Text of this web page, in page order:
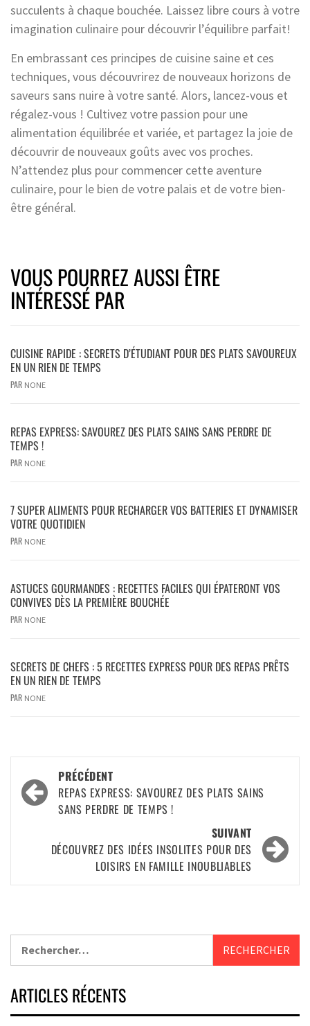
succulents à chaque bouchée. Laissez libre cours à votre
imagination culinaire pour découvrir l’équilibre parfait!
En embrassant ces principes de cuisine saine et ces
techniques, vous découvrirez de nouveaux horizons de
saveurs sans nuire à votre santé. Alors, lancez-vous et
régalez-vous ! Cultivez votre passion pour une
alimentation équilibrée et variée, et partagez la joie de
découvrir de nouveaux goûts avec vos proches.
N’attendez plus pour commencer cette aventure
culinaire, pour le bien de votre palais et de votre bien-
être général.
VOUS POURREZ AUSSI ÊTRE
INTÉRESSÉ PAR
CUISINE RAPIDE : SECRETS D’ÉTUDIANT POUR DES PLATS SAVOUREUX
EN UN RIEN DE TEMPS
PAR NONE
REPAS EXPRESS: SAVOUREZ DES PLATS SAINS SANS PERDRE DE
TEMPS !
PAR NONE
7 SUPER ALIMENTS POUR RECHARGER VOS BATTERIES ET DYNAMISER
VOTRE QUOTIDIEN
PAR NONE
ASTUCES GOURMANDES : RECETTES FACILES QUI ÉPATERONT VOS
CONVIVES DÈS LA PREMIÈRE BOUCHÉE
PAR NONE
SECRETS DE CHEFS : 5 RECETTES EXPRESS POUR DES REPAS PRÊTS
EN UN RIEN DE TEMPS
PAR NONE
PRÉCÉDENT
REPAS EXPRESS: SAVOUREZ DES PLATS SAINS
SANS PERDRE DE TEMPS !
SUIVANT
DÉCOUVREZ DES IDÉES INSOLITES POUR DES
LOISIRS EN FAMILLE INOUBLIABLES
ARTICLES RÉCENTS